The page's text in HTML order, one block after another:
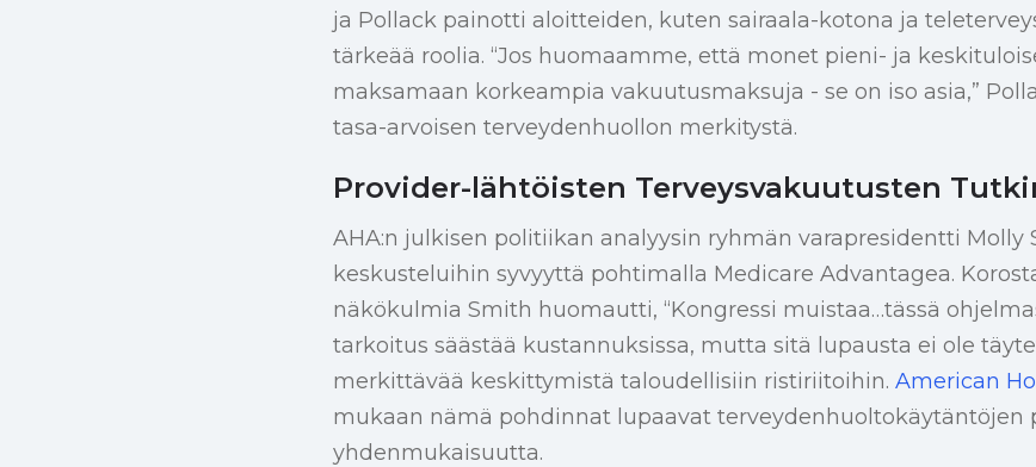
ja Pollack painotti aloitteiden, kuten sairaala-kotona ja
tärkeää roolia. “Jos huomaamme, että monet pieni- ja
maksamaan korkeampia vakuutusmaksuja - se on iso asia,”
tasa-arvoisen terveydenhuollon merkitystä.
Provider-lähtöisten Terveysvakuutusten
AHA:n julkisen politiikan analyysin ryhmän varapresidentti Molly
keskusteluihin syvyyttä pohtimalla Medicare Advantagea.
näkökulmia Smith huomautti, “Kongressi muistaa…tässä
tarkoitus säästää kustannuksissa, mutta sitä lupausta ei ole
merkittävää keskittymistä taloudellisiin ristiriitoihin. American
mukaan nämä pohdinnat lupaavat terveydenhuoltokäytäntöjen
yhdenmukaisuutta.